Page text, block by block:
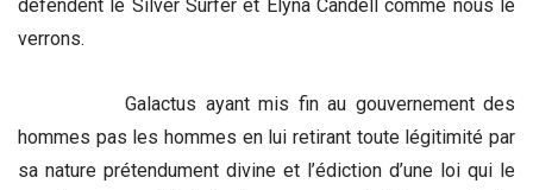
défendent le Silver Surfer et Elyna Candell comme nous le
verrons.
Galactus ayant mis fin au gouvernement des
hommes pas les hommes en lui retirant toute légitimité par
sa nature prétendument divine et l’édiction d’une loi qui le